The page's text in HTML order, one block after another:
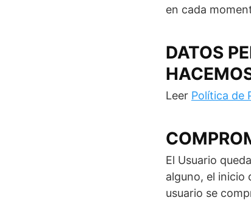
en cada
DATOS
Leer Política de
El Usuario
alguno, el inicio
usuario se